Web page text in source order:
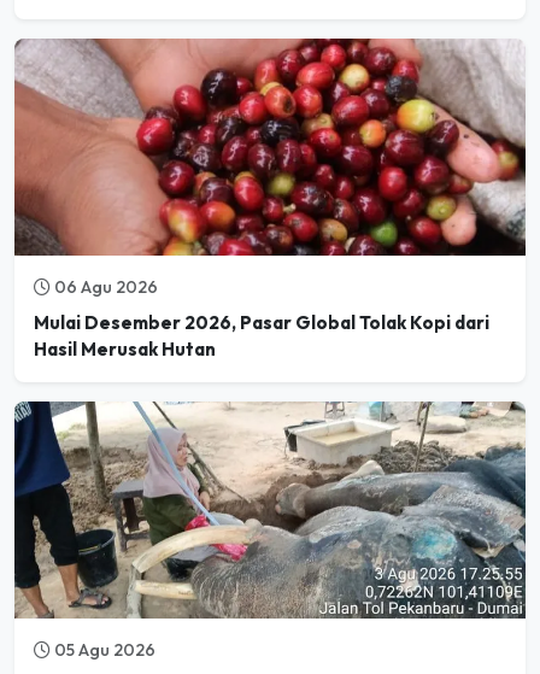
06 Agu 2026
Mulai Desember 2026, Pasar Global Tolak Kopi dari
Hasil Merusak Hutan
05 Agu 2026